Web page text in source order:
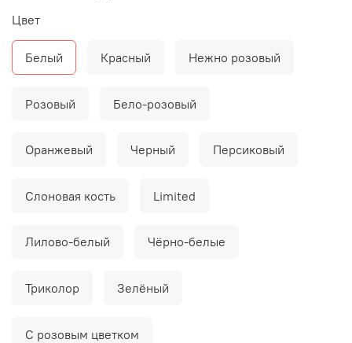
Цвет
Белый Красный Нежно розовый
Розовый Бело-розовый
Оранжевый Черный Персиковый
Слоновая кость Limited
Лилово-белый Чёрно-белые
Триколор Зелёный
С розовым цветком